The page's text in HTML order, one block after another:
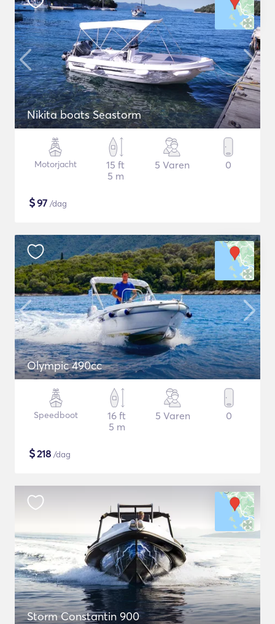
Nikita boats Seastorm
Motorjacht
15 ft
5 m
5 Varen 0
$97 /dag
Olympic 490cc
Speedboot
16 ft
5 m
5 Varen 0
$218 /dag
Storm Constantin 900